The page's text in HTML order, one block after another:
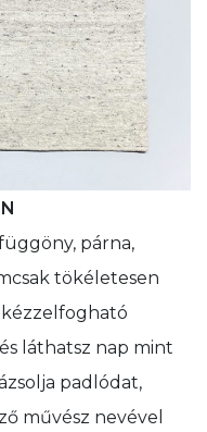
párna,
tökéletesen
láthatsz nap mint
padlódat,
művész nevével